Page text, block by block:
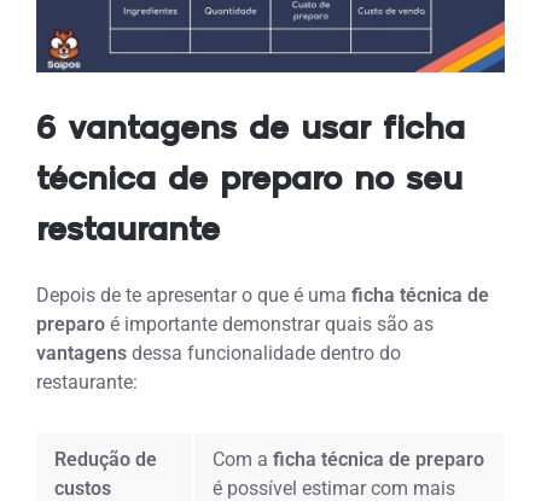
6 vantagens de usar ficha
técnica de preparo no seu
restaurante
Depois de te apresentar o que é umaficha técnica de
preparo é importante demonstrar quais são as
vantagens dessa funcionalidade dentro do
restaurante:
Redução de
custos
Com aficha técnica de preparo
é possível estimar com mais